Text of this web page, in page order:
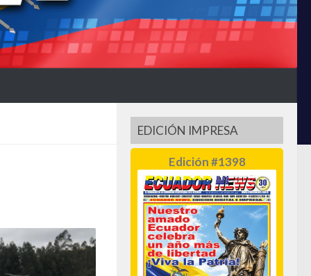
EDICIÓN IMPRESA
Edición #1398